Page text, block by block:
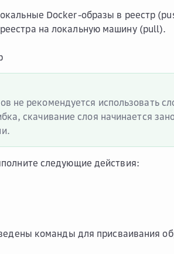
Docker-образы в реестр
на локальную машину (pull).
не рекомендуется использовать
скачивание слоя начинается
следующие действия:
команды для присваивания